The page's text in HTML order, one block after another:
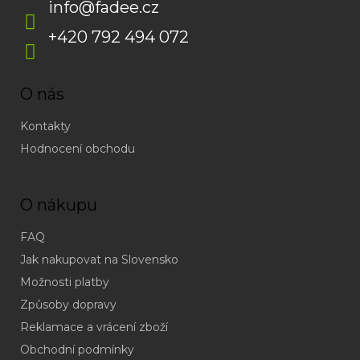
info@fadee.cz
+420 792 494 072
O nás
Kontakty
Hodnocení obchodu
O nákupu
FAQ
Jak nakupovat na Slovensko
Možnosti platby
Způsoby dopravy
Reklamace a vrácení zboží
Obchodní podmínky
(odpověď